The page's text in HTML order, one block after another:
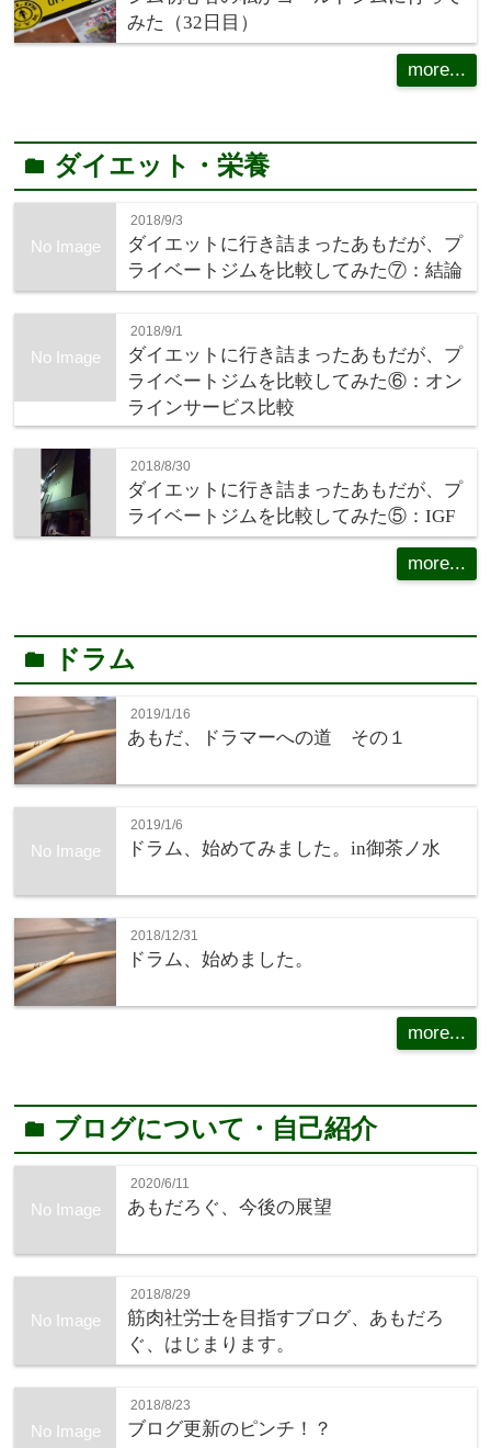
みた（32日目）
more...
folder ダイエット・栄養
No Image
2018/9/3
ダイエットに行き詰まったあもだが、プ
ライベートジムを比較してみた⑦：結論
No Image
2018/9/1
ダイエットに行き詰まったあもだが、プ
ライベートジムを比較してみた⑥：オン
ラインサービス比較
2018/8/30
ダイエットに行き詰まったあもだが、プ
ライベートジムを比較してみた⑤：IGF
more...
folder ドラム
2019/1/16
あもだ、ドラマーへの道 その１
No Image
2019/1/6
ドラム、始めてみました。in御茶ノ水
2018/12/31
ドラム、始めました。
more...
folder ブログについて・自己紹介
No Image
2020/6/11
あもだろぐ、今後の展望
No Image
2018/8/29
筋肉社労士を目指すブログ、あもだろ
ぐ、はじまります。
No Image
2018/8/23
ブログ更新のピンチ！？